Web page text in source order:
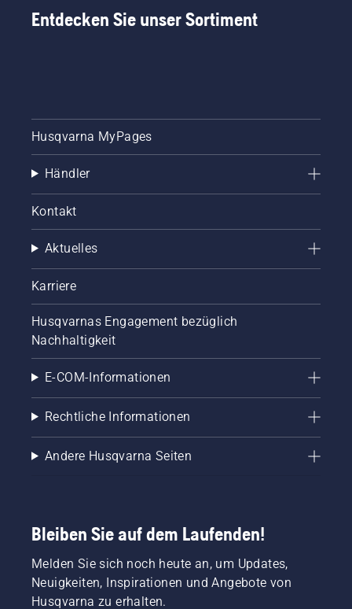
Entdecken Sie unser Sortiment
Husqvarna MyPages
Händler
Kontakt
Aktuelles
Karriere
Husqvarnas Engagement bezüglich
Nachhaltigkeit
E-COM-Informationen
Rechtliche Informationen
Andere Husqvarna Seiten
Bleiben Sie auf dem Laufenden!
Melden Sie sich noch heute an, um Updates,
Neuigkeiten, Inspirationen und Angebote von
Husqvarna zu erhalten.